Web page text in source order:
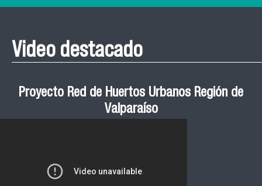
Video destacado
Proyecto Red de Huertos Urbanos Región de
Valparaíso